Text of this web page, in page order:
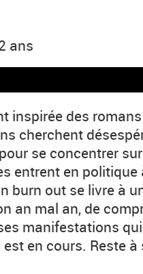
ans
inspirée des
cherchent
se concentrer
entrent en
burn out se livre à
an mal an, de
manifestations
en cours. Reste